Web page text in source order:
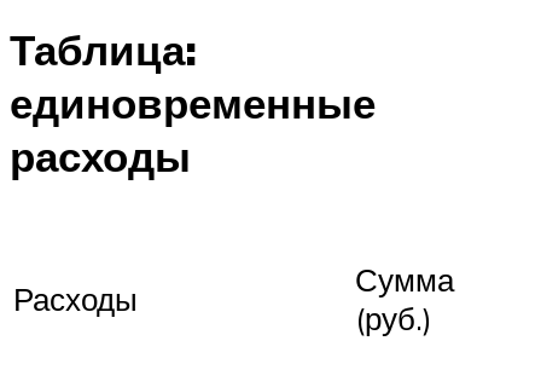
Таблица:
единовременные
расходы
Расходы
Сумма
(руб.)